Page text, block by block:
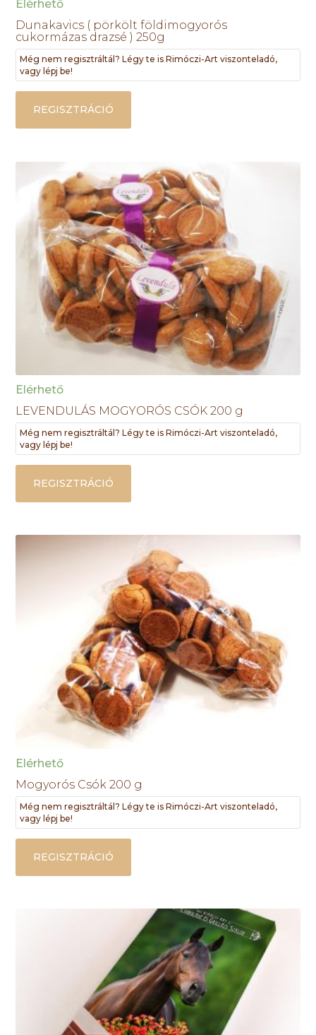
Elérhető
Dunakavics ( pörkölt földimogyorós
cukormázas drazsé ) 250g
Még nem regisztráltál? Légy te is Rimóczi-Art viszonteladó,
vagy lépj be!
REGISZTRÁCIÓ
Elérhető
LEVENDULÁS MOGYORÓS CSÓK 200 g
Még nem regisztráltál? Légy te is Rimóczi-Art viszonteladó,
vagy lépj be!
REGISZTRÁCIÓ
Elérhető
Mogyorós Csók 200 g
Még nem regisztráltál? Légy te is Rimóczi-Art viszonteladó,
vagy lépj be!
REGISZTRÁCIÓ